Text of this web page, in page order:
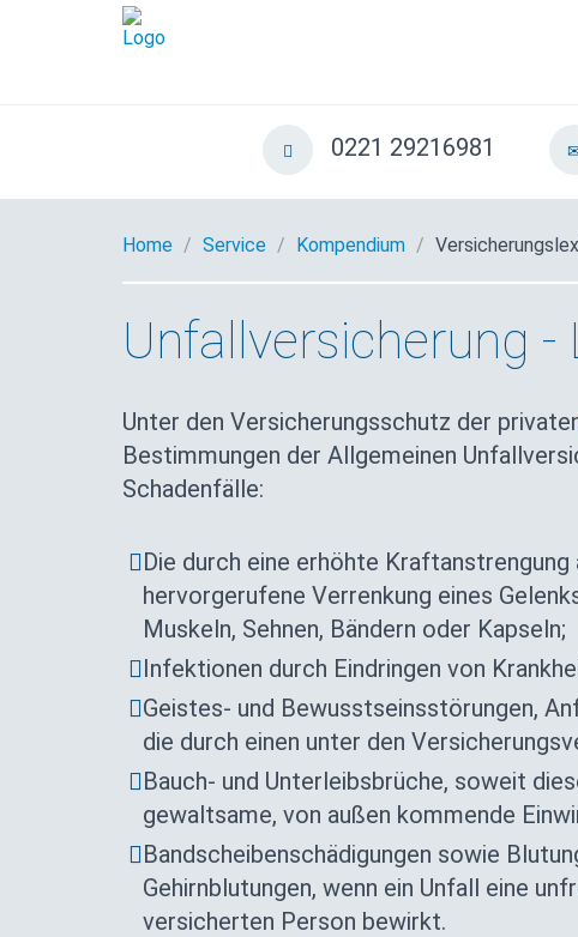
0221 29216981
Home Service Kompendium
Unfallversicherung -
Unter den Versicherungsschutz der
Bestimmungen der Allgemeinen
Schadenfälle:
Die durch eine erhöhte
hervorgerufene Verrenkung eines
Muskeln, Sehnen, Bändern oder Kapseln;
Infektionen durch Eindringen von
Geistes- und Bewusstseinsstörungen,
die durch einen unter den
Bauch- und Unterleibsbrüche, soweit
gewaltsame, von außen kommende
Bandscheibenschädigungen sowie
Gehirnblutungen, wenn ein Unfall eine
versicherten Person bewirkt.